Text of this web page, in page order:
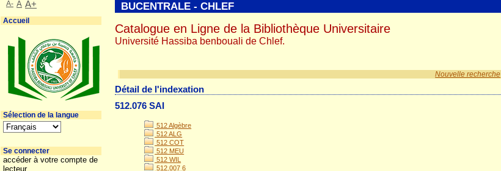
Nouvelle recherche
Détail de l'indexation
512.076 SAI
512 Algèbre
512 ALG
512 COT
512 MEU
512 WIL
512.007 6
BUCENTRALE - CHLEF
Catalogue en Ligne de la Bibliothèque Universitaire
Université Hassiba benbouali de Chlef.
A- A A+
Accueil
Sélection de la langue
Se connecter
accéder à votre compte de
lecteur